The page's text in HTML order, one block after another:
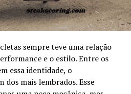
sempre teve uma relação
e o estilo. Entre os
essa identidade, o
dos mais lembrados. Esse